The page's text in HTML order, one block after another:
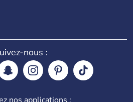
nous :